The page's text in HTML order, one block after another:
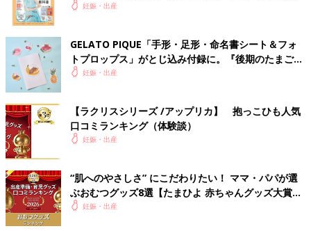
妊娠・出産
GELATO PIQUE「手形・足形・命名書シート＆フォ
トプロップス」がとじ込み付録に。『後期のたまごク
ラブ』春号が発売中！
妊娠・出産
【ラクリスシリーズ /アップリカ】 抱っこひも人気
口コミランキング（体験談）
妊娠・出産
“肌へのやさしさ” にこだわりたい！ ママ・パパが選
ぶおむつグッズ8選【たまひよ 赤ちゃんグッズ大賞
2026】
妊娠・出産